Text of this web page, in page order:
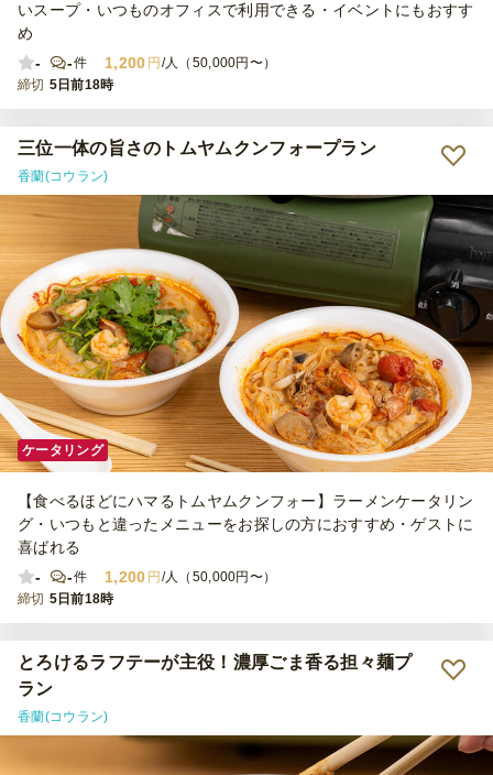
いスープ・いつものオフィスで利用できる・イベントにもおすす
め
-
-件 1,200 円 /人（50,000円〜）
締切 5日前18時
三位一体の旨さのトムヤムクンフォープラン
香蘭(コウラン)
ケータリング
【食べるほどにハマるトムヤムクンフォー】ラーメンケータリン
グ・いつもと違ったメニューをお探しの方におすすめ・ゲストに
喜ばれる
-
-件 1,200 円 /人（50,000円〜）
締切 5日前18時
とろけるラフテーが主役！濃厚ごま香る担々麺プ
ラン
香蘭(コウラン)